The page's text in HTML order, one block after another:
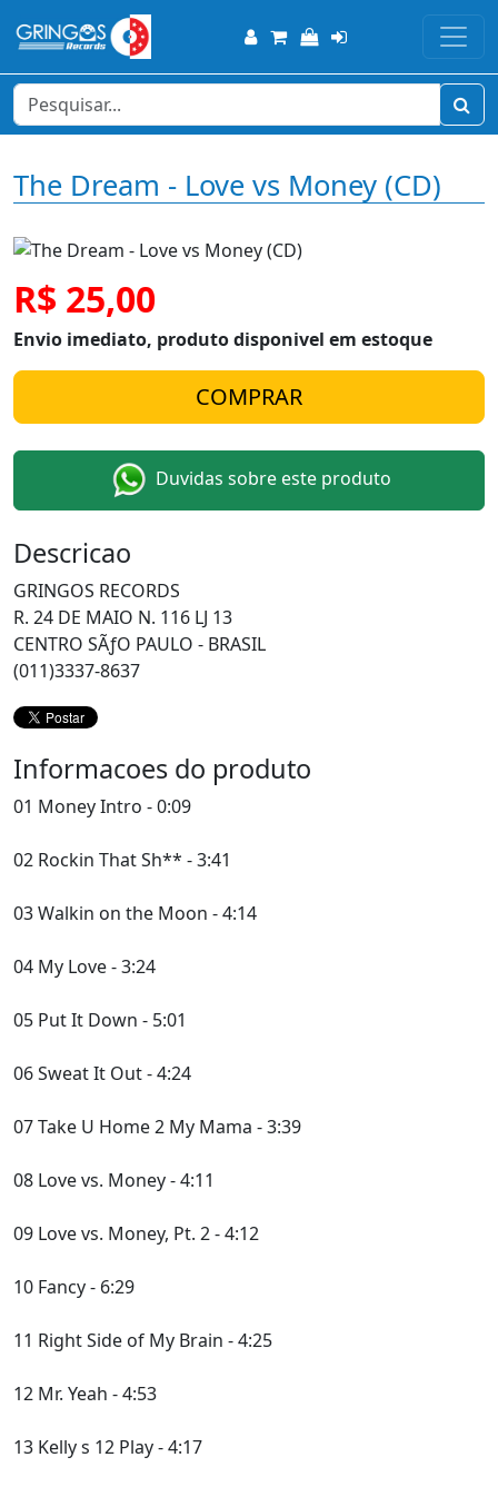
The Dream - Love vs Money (CD)
R$ 25,00
Envio imediato, produto disponivel em estoque
Duvidas sobre este produto
Descricao
GRINGOS RECORDS
R. 24 DE MAIO N. 116 LJ 13
CENTRO SÃƒO PAULO - BRASIL
(011)3337-8637
Informacoes do produto
01 Money Intro - 0:09
02 Rockin That Sh** - 3:41
03 Walkin on the Moon - 4:14
04 My Love - 3:24
05 Put It Down - 5:01
06 Sweat It Out - 4:24
07 Take U Home 2 My Mama - 3:39
08 Love vs. Money - 4:11
09 Love vs. Money, Pt. 2 - 4:12
10 Fancy - 6:29
11 Right Side of My Brain - 4:25
12 Mr. Yeah - 4:53
13 Kelly s 12 Play - 4:17